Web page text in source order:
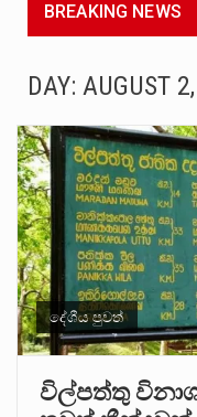
BREAKING NEWS
DAY: AUGUST
දේශීය පුවත්
විල්පත්තු